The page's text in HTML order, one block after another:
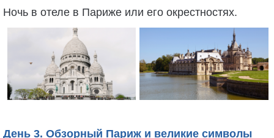
Ночь в отеле в Париже или его окрестностях.
День 3. Обзорный Париж и великие символы